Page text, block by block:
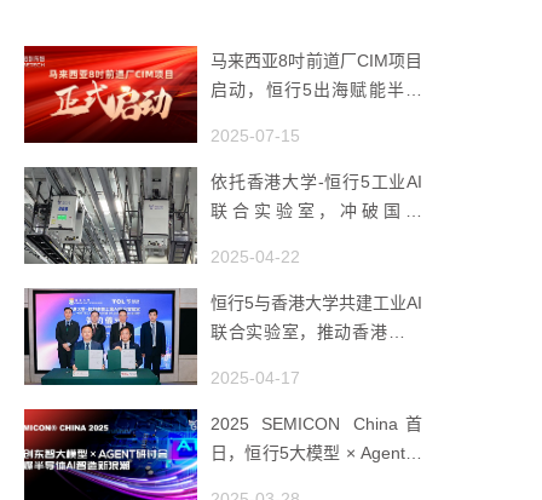
马来西亚8吋前道厂CIM项目
启动，恒行5出海赋能半导
2025-07-15
依托香港大学-恒行5工业AI
联合实验室，冲破国产
2025-04-22
恒行5与香港大学共建工业AI
联合实验室，推动香港成为
2025-04-17
2025 SEMICON China首
日，恒行5大模型 × Agent研